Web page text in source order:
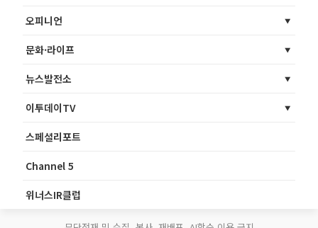
오피니언
문화·라이프
뉴스발전소
이투데이TV
스페셜리포트
Channel 5
위너스IR클럽